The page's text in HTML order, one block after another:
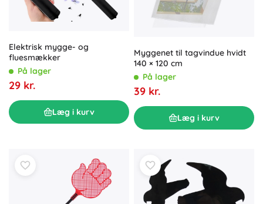
Elektrisk mygge- og
fluesmækker
På lager
29 kr.
Læg i kurv
Myggenet til tagvindue hvidt
140 × 120 cm
På lager
39 kr.
Læg i kurv